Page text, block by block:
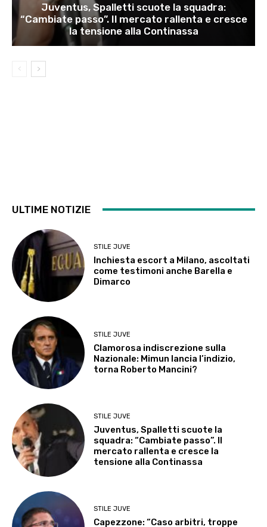
Juventus, Spalletti scuote la squadra:
“Cambiate passo”. Il mercato rallenta e cresce
la tensione alla Continassa
ULTIME NOTIZIE
STILE JUVE
Inchiesta escort a Milano, ascoltati
come testimoni anche Barella e
Dimarco
STILE JUVE
Clamorosa indiscrezione sulla
Nazionale: Mimun lancia l’indizio,
torna Roberto Mancini?
STILE JUVE
Juventus, Spalletti scuote la
squadra: “Cambiate passo”. Il
mercato rallenta e cresce la
tensione alla Continassa
STILE JUVE
Capezzone: “Caso arbitri, troppe